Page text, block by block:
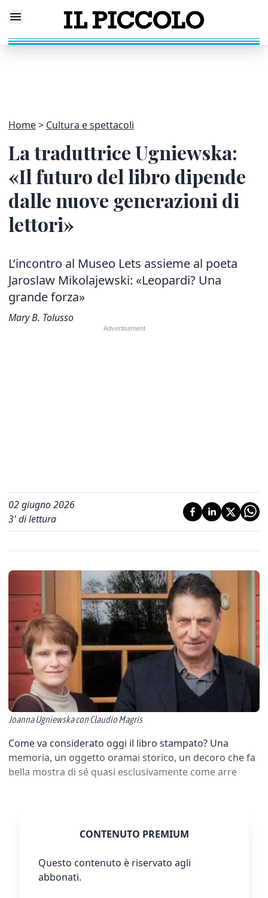
Home Cultura e spettacoli
La traduttrice Ugniewska:
«Il futuro del libro dipende
dalle nuove generazioni di
lettori»
L’incontro al Museo Lets assieme al poeta
Jaroslaw Mikolajewski: «Leopardi? Una
grande forza»
Mary B. Tolusso
02 giugno 2026
3' di lettura
Joanna Ugniewska con Claudio Magris
Come va considerato oggi il libro stampato? Una
memoria, un oggetto oramai storico, un decoro che fa
bella mostra di sé quasi esclusivamente come arre
CONTENUTO PREMIUM
Questo contenuto è riservato agli
abbonati.